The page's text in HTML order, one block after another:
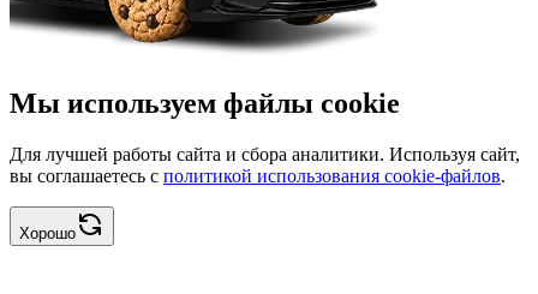
Мы используем файлы cookie
Для лучшей работы сайта и сбора аналитики. Используя сайт,
вы соглашаетесь с политикой использования cookie-файлов.
Хорошо